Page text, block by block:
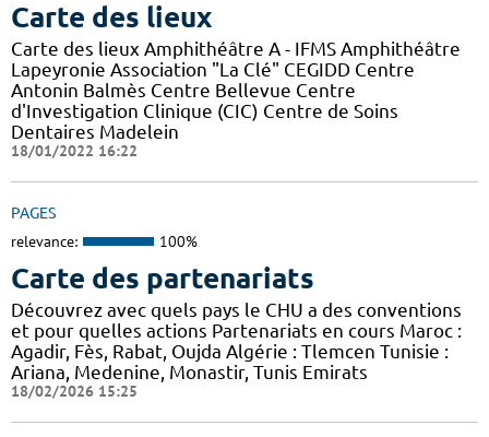
Carte des lieux
Carte des lieux Amphithéâtre A - IFMS Amphithéâtre
Lapeyronie Association "La Clé" CEGIDD Centre
Antonin Balmès Centre Bellevue Centre
d'Investigation Clinique (CIC) Centre de Soins
Dentaires Madelein
18/01/2022 16:22
PAGES
relevance: 100%
Carte des partenariats
Découvrez avec quels pays le CHU a des conventions
et pour quelles actions Partenariats en cours Maroc :
Agadir, Fès, Rabat, Oujda Algérie : Tlemcen Tunisie :
Ariana, Medenine, Monastir, Tunis Emirats
18/02/2026 15:25